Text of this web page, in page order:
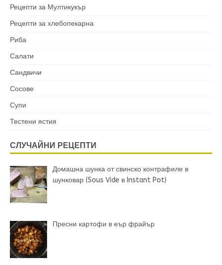
Рецепти за Мултикукър
Рецепти за хлебопекарна
Риба
Салати
Сандвичи
Сосове
Супи
Тестени ястия
СЛУЧАЙНИ РЕЦЕПТИ
Домашна шунка от свинско контрафиле в
шунковар (Sous Vide в Instant Pot)
Пресни картофи в еър фрайър